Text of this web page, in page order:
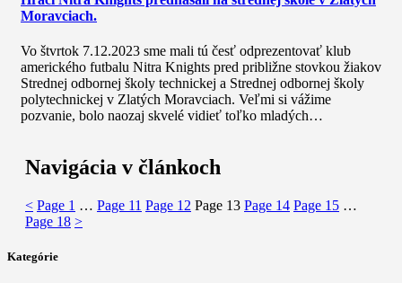
Moravciach.
Vo štvrtok 7.12.2023 sme mali tú česť odprezentovať klub
amerického futbalu Nitra Knights pred približne stovkou žiakov
Strednej odbornej školy technickej a Strednej odbornej školy
polytechnickej v Zlatých Moravciach. Veľmi si vážime
pozvanie, bolo naozaj skvelé vidieť toľko mladých…
Navigácia v článkoch
< Page 1 … Page 11 Page 12 Page 13 Page 14 Page 15 …
Page 18 >
Kategórie